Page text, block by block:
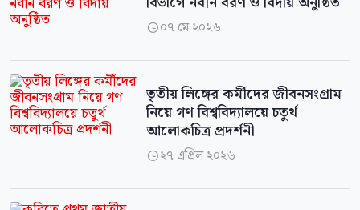
০৭ মে ২০২৬
তৃতীয় লিঙ্গের কর্মীদের জীবনসংগ্রাম
নিয়ে গণ বিশ্ববিদ্যালয়ে চতুর্থ
আলোকচিত্র প্রদর্শনী
২৭ এপ্রিল ২০২৬